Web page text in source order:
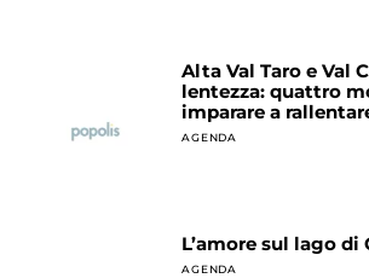
Alta Val Taro e Val
lentezza: quattro
imparare a
AGENDA
L’amore sul lago di
AGENDA